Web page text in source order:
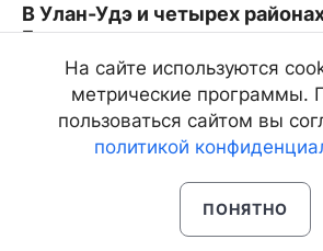
В Улан-Удэ и четырех
Бурятии отменены очные
занятия в школах
Такие меры были приняты в
теплой погодой
29.11.24, 1:14 3421
На сайте используются
метрические программы.
пользоваться сайтом вы
политикой
ПОНЯТНО